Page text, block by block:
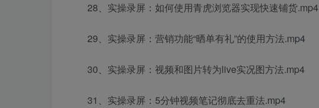
28、实操录屏：如何使用青虎浏览器实现快速铺货.mp4
29、实操录屏：营销功能“晒单有礼”的使用方法.mp4
30、实操录屏：视频和图片转为live实况图方法.mp4
31、实操录屏：5分钟视频笔记彻底去重法.mp4